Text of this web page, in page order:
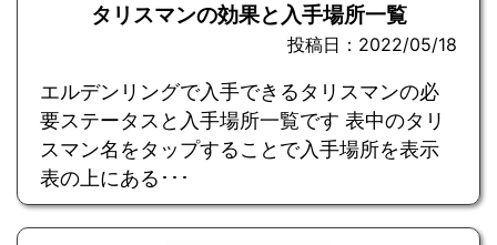
タリスマンの効果と入手場所一覧
投稿日：2022/05/18
エルデンリングで入手できるタリスマンの必
要ステータスと入手場所一覧です 表中のタリ
スマン名をタップすることで入手場所を表示
表の上にある･･･